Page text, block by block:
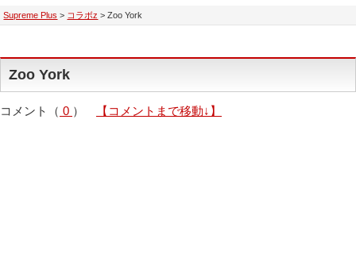
Supreme Plus > コラボz >Zoo York
Zoo York
コメント（ 0 ） 【コメントまで移動↓】